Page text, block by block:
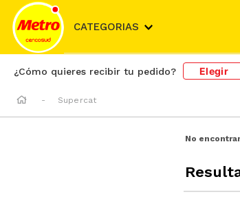
CATEGORIAS
¿Cómo quieres recibir tu pedido? Elegir
Supercat
No